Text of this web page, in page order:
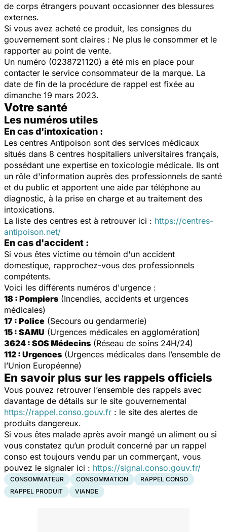
de corps étrangers pouvant occasionner des blessures
externes.
Si vous avez acheté ce produit, les consignes du
gouvernement sont claires : Ne plus le consommer et le
rapporter au point de vente.
Un numéro (0238721120) a été mis en place pour
contacter le service consommateur de la marque. La
date de fin de la procédure de rappel est fixée au
dimanche 19 mars 2023.
Votre santé
Les numéros utiles
En cas d'intoxication :
Les centres Antipoison sont des services médicaux
situés dans 8 centres hospitaliers universitaires français,
possédant une expertise en toxicologie médicale. Ils ont
un rôle d'information auprès des professionnels de santé
et du public et apportent une aide par téléphone au
diagnostic, à la prise en charge et au traitement des
intoxications.
La liste des centres est à retrouver ici : https://centres-
antipoison.net/
En cas d'accident :
Si vous êtes victime ou témoin d'un accident
domestique, rapprochez-vous des professionnels
compétents.
Voici les différents numéros d'urgence :
18 : Pompiers (Incendies, accidents et urgences
médicales)
17 : Police (Secours ou gendarmerie)
15 : SAMU (Urgences médicales en agglomération)
3624 : SOS Médecins (Réseau de soins 24H/24)
112 : Urgences (Urgences médicales dans l’ensemble de
l’Union Européenne)
En savoir plus sur les rappels officiels
Vous pouvez retrouver l’ensemble des rappels avec
davantage de détails sur le site gouvernemental
https://rappel.conso.gouv.fr : le site des alertes de
produits dangereux.
Si vous êtes malade après avoir mangé un aliment ou si
vous constatez qu’un produit concerné par un rappel
conso est toujours vendu par un commerçant, vous
pouvez le signaler ici : https://signal.conso.gouv.fr/
CONSOMMATEUR CONSOMMATION
RAPPEL CONSO
RAPPEL PRODUIT
VIANDE